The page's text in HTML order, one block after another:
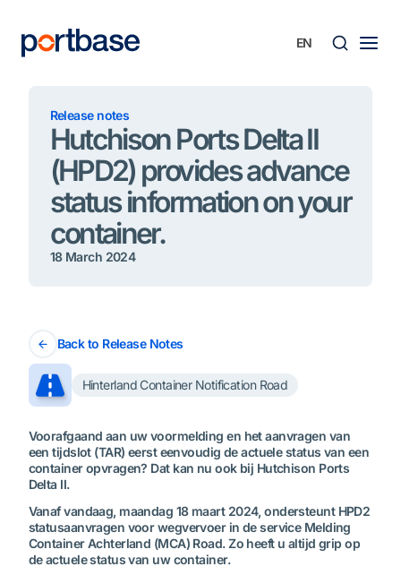
content
Release notes
Hutchison Ports Delta II
(HPD2) provides advance
status information on your
container.
18 March 2024
Back to Release Notes
Hinterland Container Notification Road
Voorafgaand aan uw voormelding en het aanvragen van
een tijdslot (TAR) eerst eenvoudig de actuele status van een
container opvragen? Dat kan nu ook bij Hutchison Ports
Delta II.
Vanaf vandaag, maandag 18 maart 2024, ondersteunt HPD2
statusaanvragen voor wegvervoer in de service Melding
Container Achterland (MCA) Road. Zo heeft u altijd grip op
de actuele status van uw container.